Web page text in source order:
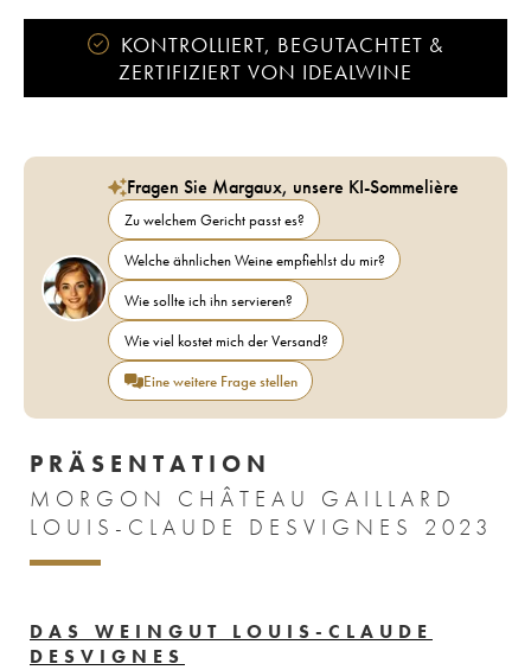
KONTROLLIERT, BEGUTACHTET &
ZERTIFIZIERT VON IDEALWINE
Fragen Sie Margaux, unsere KI-Sommelière
Zu welchem Gericht passt es?
Welche ähnlichen Weine empfiehlst du mir?
Wie sollte ich ihn servieren?
Wie viel kostet mich der Versand?
Eine weitere Frage stellen
PRÄSENTATION
MORGON CHÂTEAU GAILLARD
LOUIS-CLAUDE DESVIGNES 2023
DAS WEINGUT LOUIS-CLAUDE
DESVIGNES